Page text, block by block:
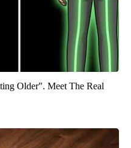
Older". Meet The Real